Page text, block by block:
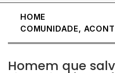
HOME
COMUNIDADE,
Homem que